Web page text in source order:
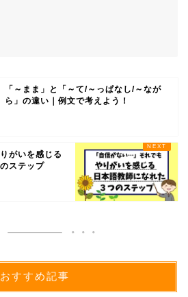
「～まま」と「～て/～っぱなし/～なが
ら」の違い｜例文で考えよう！
がいを感じる
ステップ
おすすめ記事